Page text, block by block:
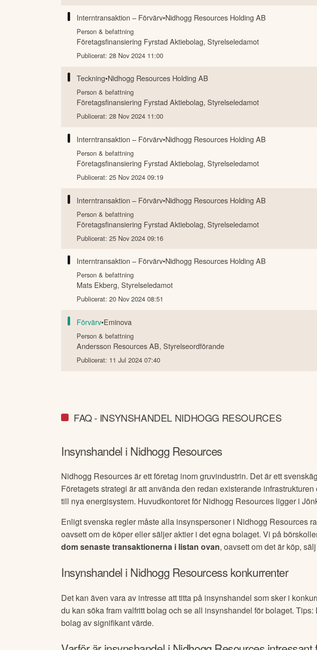
Interntransaktion – Förvärv•Nidhogg Resources Holding AB
Person & befattning
Företagsfinansiering Fyrstad Aktiebolag, Styrelseledamot
Publicerat: 28 Nov 2024 11:00
Teckning•Nidhogg Resources Holding AB
Person & befattning
Företagsfinansiering Fyrstad Aktiebolag, Styrelseledamot
Publicerat: 28 Nov 2024 11:00
Interntransaktion – Förvärv•Nidhogg Resources Holding AB
Person & befattning
Företagsfinansiering Fyrstad Aktiebolag, Styrelseledamot
Publicerat: 25 Nov 2024 09:19
Interntransaktion – Förvärv•Nidhogg Resources Holding AB
Person & befattning
Företagsfinansiering Fyrstad Aktiebolag, Styrelseledamot
Publicerat: 25 Nov 2024 09:16
Interntransaktion – Förvärv•Nidhogg Resources Holding AB
Person & befattning
Mats Ekberg, Styrelseledamot
Publicerat: 20 Nov 2024 08:51
Förvärv•Eminova
Person & befattning
Andersson Resources AB, Styrelseordförande
Publicerat: 11 Jul 2024 07:40
FAQ - INSYNSHANDEL NIDHOGG RESOURCES
Insynshandel i Nidhogg Resources
Nidhogg Resources är ett företag inom gruvindustrin. Det är ett
Företagets strategi är att använda den redan existerande
till nya energisystem. Huvudkontoret för Nidhogg Resources ligger i
Enligt svenska regler måste alla insynspersoner i Nidhogg Resources
oavsett om de köper eller säljer aktier i det egna bolaget. Vi på
dom senaste transaktionerna i listan ovan, oavsett om det är köp,
Insynshandel i Nidhogg Resourcess konkurrenter
Det kan även vara av intresse att titta på insynshandel som sker i
du kan söka fram valfritt bolag och se all insynshandel för bolaget.
bolag av signifikant värde.